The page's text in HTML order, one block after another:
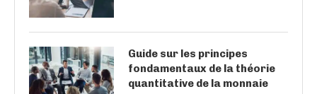
Guide sur les principes
fondamentaux de la théorie
quantitative de la monnaie